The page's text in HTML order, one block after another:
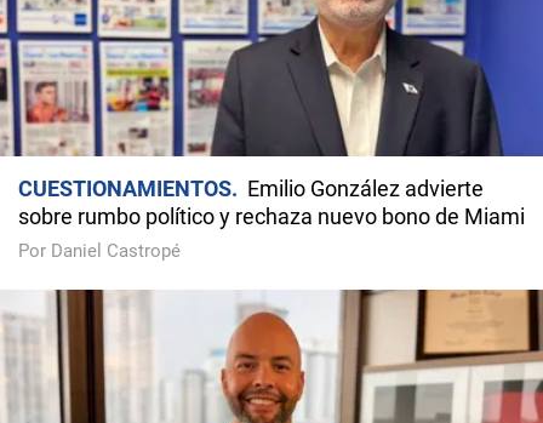
CUESTIONAMIENTOS
Emilio González advierte
sobre rumbo político y rechaza nuevo bono de Miami
Por Daniel Castropé